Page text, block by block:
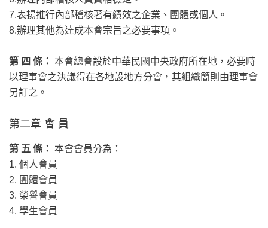
7.表揚推行內部稽核著有績效之企業、團體或個人。
8.辦理其他為達成本會宗旨之必要事項。
第 四 條： 本會總會設於中華民國中央政府所在地，必要時
以理事會之決議得在各地設地方分會，其組織簡則由理事會
另訂之。
第二章 會 員
第 五 條： 本會會員分為：
1. 個人會員
2. 團體會員
3. 榮譽會員
4. 學生會員